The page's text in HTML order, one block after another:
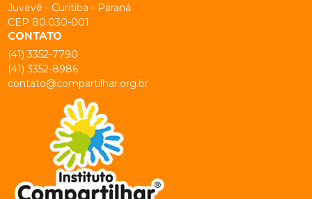
Juvevê - Curitiba - Paraná
CEP 80.030-001
CONTATO
(41) 3352-7790
(41) 3352-8986
contato@compartilhar.org.br